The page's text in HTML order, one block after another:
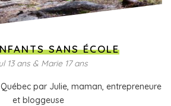
SANS ÉCOLE
13 ans & Marie 17 ans
par Julie, maman, entrepreneure
et bloggeuse